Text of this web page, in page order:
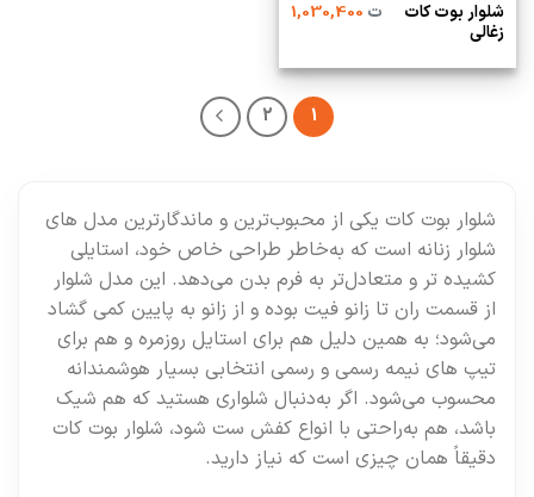
شلوار بوت کات
زغالی
ت1,030,400
2
شلوار بوت کات یکی از محبوب‌ترین و ماندگارترین مدل‌ های
شلوار زنانه است که به‌خاطر طراحی خاص خود، استایلی
کشیده‌ تر و متعادل‌تر به فرم بدن می‌دهد. این مدل شلوار
از قسمت ران تا زانو فیت بوده و از زانو به پایین کمی گشاد
می‌شود؛ به همین دلیل هم برای استایل روزمره و هم برای
تیپ‌ های نیمه‌ رسمی و رسمی انتخابی بسیار هوشمندانه
محسوب می‌شود. اگر به‌دنبال شلواری هستید که هم شیک
باشد، هم به‌راحتی با انواع کفش ست شود، شلوار بوت‌ کات
دقیقاً همان چیزی است که نیاز دارید.